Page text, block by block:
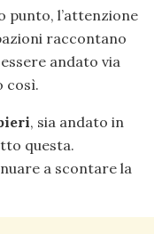
punto, l’attenzione
raccontano
andato via
così.
, sia andato in
questa.
a scontare la